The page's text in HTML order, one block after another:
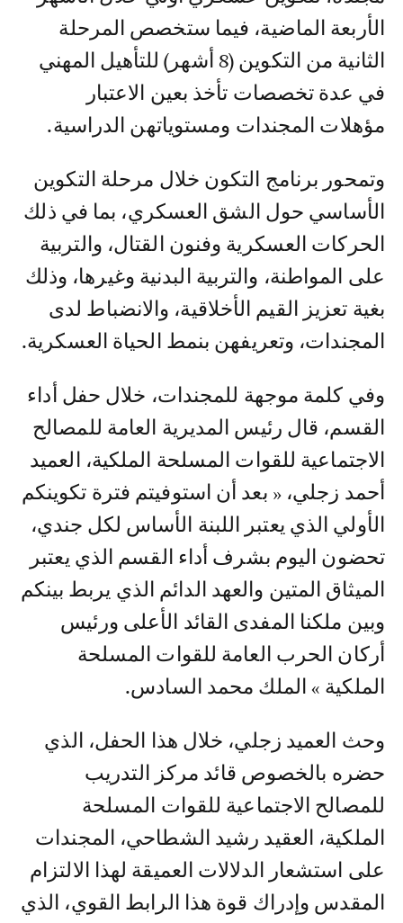
الأربعة الماضية، فيما ستخصص المرحلة
الثانية من التكوين (8 أشهر) للتأهيل المهني
في عدة تخصصات تأخذ بعين الاعتبار
مؤهلات المجندات ومستوياتهن الدراسية.
وتمحور برنامج التكون خلال مرحلة التكوين
الأساسي حول الشق العسكري، بما في ذلك
الحركات العسكرية وفنون القتال، والتربية
على المواطنة، والتربية البدنية وغيرها، وذلك
بغية تعزيز القيم الأخلاقية، والانضباط لدى
المجندات، وتعريفهن بنمط الحياة العسكرية.
وفي كلمة موجهة للمجندات، خلال حفل أداء
القسم، قال رئيس المديرية العامة للمصالح
الاجتماعية للقوات المسلحة الملكية، العميد
أحمد زجلي، « بعد أن استوفيتم فترة تكوينكم
الأولي الذي يعتبر اللبنة الأساس لكل جندي،
تحضون اليوم بشرف أداء القسم الذي يعتبر
الميثاق المتين والعهد الدائم الذي يربط بينكم
وبين ملكنا المفدى القائد الأعلى ورئيس
أركان الحرب العامة للقوات المسلحة
الملكية » الملك محمد السادس.
وحث العميد زجلي، خلال هذا الحفل، الذي
حضره بالخصوص قائد مركز التدريب
للمصالح الاجتماعية للقوات المسلحة
الملكية، العقيد رشيد الشطاحي، المجندات
على استشعار الدلالات العميقة لهذا الالتزام
المقدس وإدراك قوة هذا الرابط القوي، الذي